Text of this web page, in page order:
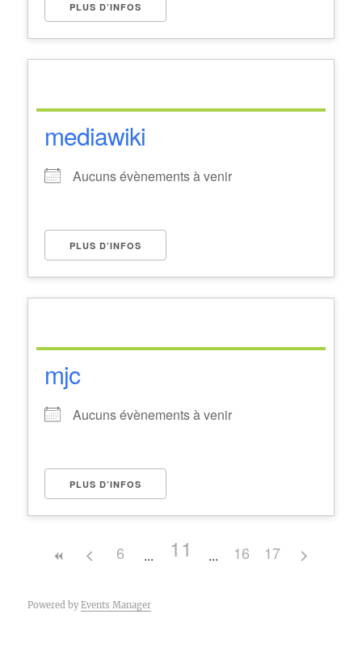
PLUS D’INFOS
mediawiki
Aucuns évènements à venir
PLUS D’INFOS
mjc
Aucuns évènements à venir
PLUS D’INFOS
6 11 16 17
Powered byEvents Manager